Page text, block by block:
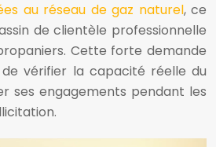
au réseau de gaz naturel, ce
de clientèle professionnelle
Cette forte demande
vérifier la capacité réelle du
ses engagements pendant les